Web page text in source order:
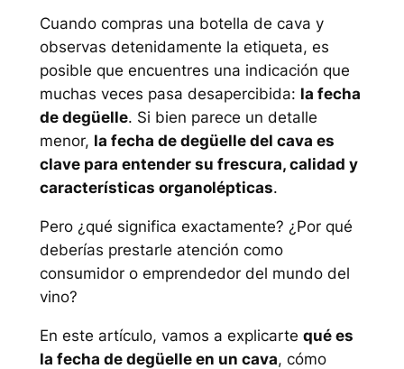
Cuando compras una botella de cava y
observas detenidamente la etiqueta, es
posible que encuentres una indicación que
muchas veces pasa desapercibida: la fecha
de degüelle. Si bien parece un detalle
menor, la fecha de degüelle del cava es
clave para entender su frescura, calidad y
características organolépticas.
Pero ¿qué significa exactamente? ¿Por qué
deberías prestarle atención como
consumidor o emprendedor del mundo del
vino?
En este artículo, vamos a explicarte qué es
la fecha de degüelle en un cava, cómo